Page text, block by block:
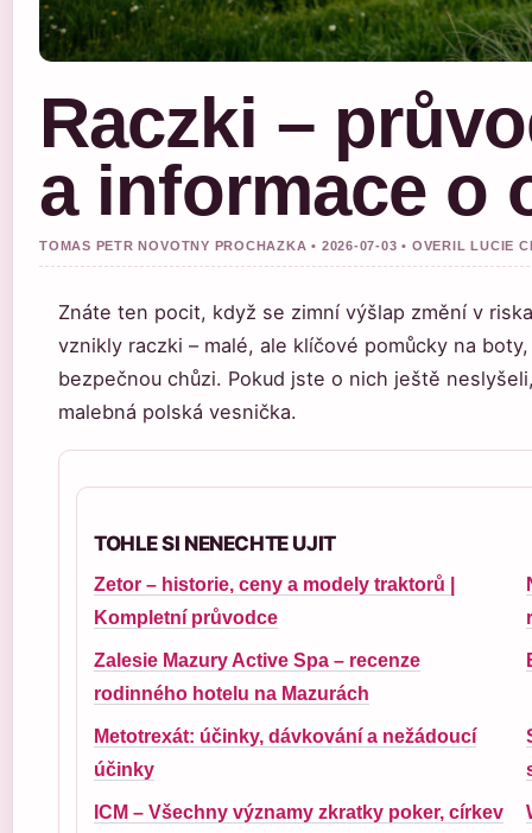
Raczki –
a informace o
TOMAS PETR NOVOTNY PROCHAZKA • 2026-07-03 • OVERIL LUCIE
Znáte ten pocit, když se zimní výšlap změní v
vznikly raczki – malé, ale klíčové pomůcky na
bezpečnou chůzi. Pokud jste o nich ještě
malebná polská vesnička.
TOHLE SI NENECHTE UJIT
Zetor – historie, ceny a modely traktorů |
Kompletní průvodce
Zalesie Mazury Active Spa – recenze
rodinného hotelu na Mazurách
Metotrexát: účinky, dávkování a nežádoucí
účinky
ICM – Všechny významy zkratky poker, církev